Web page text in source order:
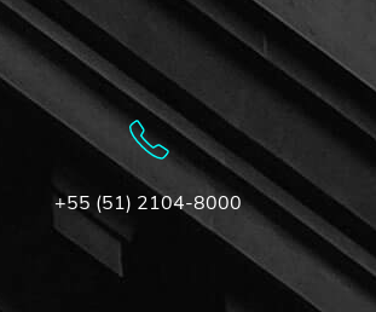
+55 (51) 2104-8000